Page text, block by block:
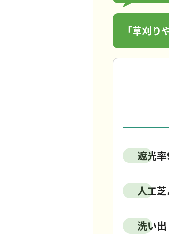
「草刈り
遮光
人工
洗い